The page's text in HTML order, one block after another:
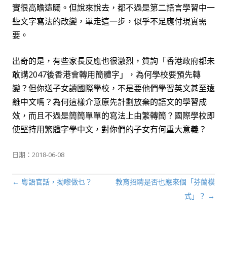
實很高瞻遠矚。但說來說去，都不過是第二語言學習中一
些文字寫法的改變，單走這一步，似乎不足應付現實需
要。
出奇的是，有些家長反應也很激烈，質詢「香港政府都未
敢講2047後香港會轉用簡體字」，為何學校要預先轉
變？但你送子女讀國際學校，不是要他們學習英文甚至遠
離中文嗎？為何這樣介意原先計劃放棄的語文的學習成
效，而且不過是簡簡單單的寫法上由繁轉簡？國際學校即
使堅持用繁體字學中文，對你們的子女有何重大意義？
日期： 2018-06-08
文章導航列
← 粵語官話，拗嚟做乜？
教育招聘是否也應來個「芬蘭模
式」？ →